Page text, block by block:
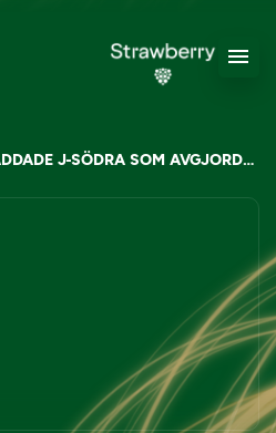
PETTERSSON RÄDDADE J-SÖDRA SOM AVGJORDE SENT